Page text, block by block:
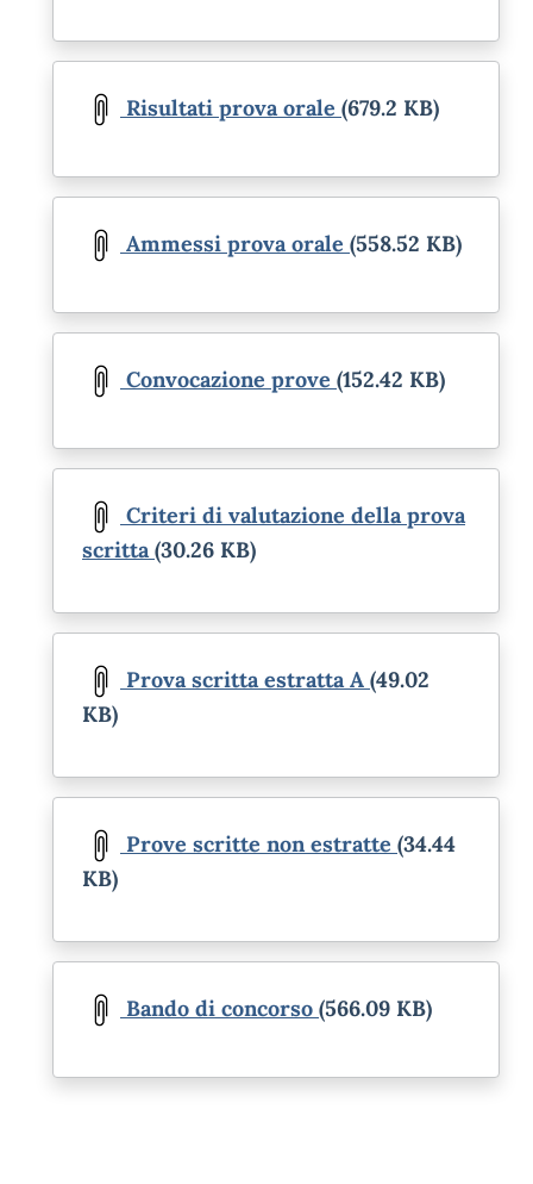
Risultati prova orale (679.2 KB)
Ammessi prova orale (558.52 KB)
Convocazione prove (152.42 KB)
Criteri di valutazione della prova
scritta (30.26 KB)
Prova scritta estratta A (49.02
KB)
Prove scritte non estratte (34.44
KB)
Bando di concorso (566.09 KB)